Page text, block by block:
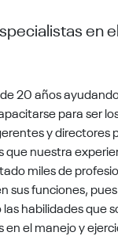
en
20 años
para ser
y directores
que nuestra
miles de
sus funciones,
habilidades que
el manejo y